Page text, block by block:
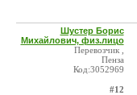
Шустер Борис
Михайлович, физ.лицо
Перевозчик ,
Пенза
Код:3052969
#12